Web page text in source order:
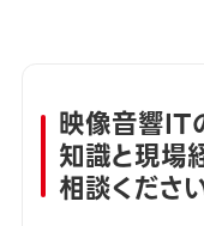
映像音響IT
知識と現場
相談くださ